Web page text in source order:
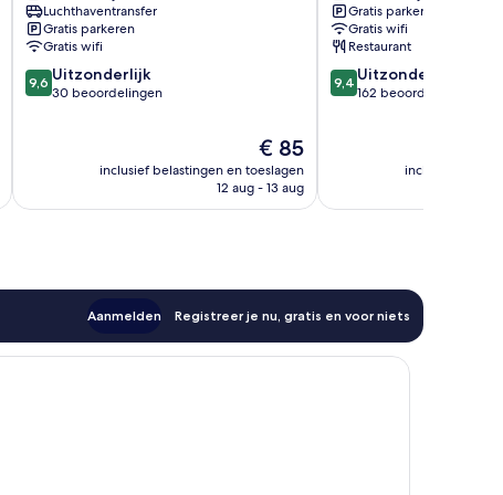
Luchthaventransfer
Gratis parkeren
Gratis wifi
9.6
van
beoordelingen
9,6 Uitzonderlijk
30 beoordelingen
De
prijs
is
€ 85
inclusief belastingen en toeslagen
12 aug - 13 aug
Gratis parkeren
Gratis wifi
Restaurant
9.4
van
beoordelingen
9,4 Uitzonderlijk
162 beoordelingen
inclusief
Aanmelden Registreer je nu, gratis en voor niets